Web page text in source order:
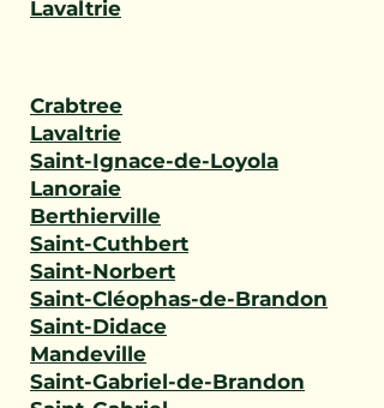
Lavaltrie
Crabtree
Lavaltrie
Saint-Ignace-de-Loyola
Lanoraie
Berthierville
Saint-Cuthbert
Saint-Norbert
Saint-Cléophas-de-Brandon
Saint-Didace
Mandeville
Saint-Gabriel-de-Brandon